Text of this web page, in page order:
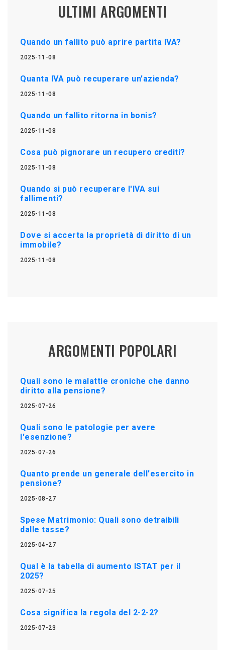
ULTIMI ARGOMENTI
Quando un fallito può aprire partita IVA?
2025-11-08
Quanta IVA può recuperare un'azienda?
2025-11-08
Quando un fallito ritorna in bonis?
2025-11-08
Cosa può pignorare un recupero crediti?
2025-11-08
Quando si può recuperare l'IVA sui
fallimenti?
2025-11-08
Dove si accerta la proprietà di diritto di un
immobile?
2025-11-08
ARGOMENTI POPOLARI
Quali sono le malattie croniche che danno
diritto alla pensione?
2025-07-26
Quali sono le patologie per avere
l'esenzione?
2025-07-26
Quanto prende un generale dell'esercito in
pensione?
2025-08-27
Spese Matrimonio: Quali sono detraibili
dalle tasse?
2025-04-27
Qual è la tabella di aumento ISTAT per il
2025?
2025-07-25
Cosa significa la regola del 2-2-2?
2025-07-23